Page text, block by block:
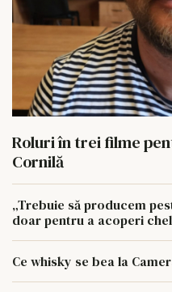
Roluri în trei filme
Cornilă
„Trebuie să producem
doar pentru a acoperi
Ce whisky se bea la